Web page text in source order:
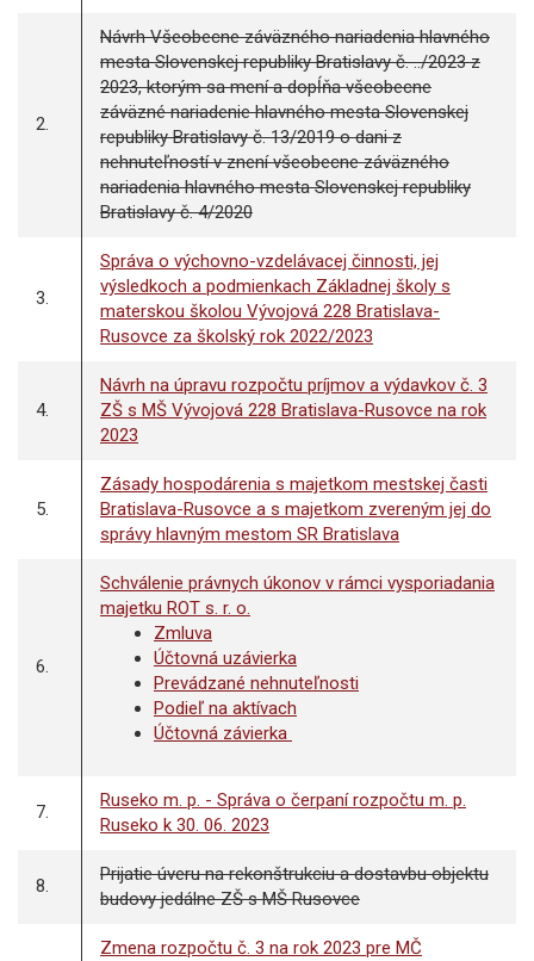
2.
Návrh Všeobecne záväzného nariadenia hlavného
mesta Slovenskej republiky Bratislavy č. ../2023 z
2023, ktorým sa mení a dopĺňa všeobecne
záväzné nariadenie hlavného mesta Slovenskej
republiky Bratislavy č. 13/2019 o dani z
nehnuteľností v znení všeobecne záväzného
nariadenia hlavného mesta Slovenskej republiky
Bratislavy č. 4/2020
3.
Správa o výchovno-vzdelávacej činnosti, jej
výsledkoch a podmienkach Základnej školy s
materskou školou Vývojová 228 Bratislava-
Rusovce za školský rok 2022/2023
4.
Návrh na úpravu rozpočtu príjmov a výdavkov č. 3
ZŠ s MŠ Vývojová 228 Bratislava-Rusovce na rok
2023
5.
Zásady hospodárenia s majetkom mestskej časti
Bratislava-Rusovce a s majetkom zvereným jej do
správy hlavným mestom SR Bratislava
6.
Schválenie právnych úkonov v rámci vysporiadania
majetku ROT s. r. o.
Zmluva
Účtovná uzávierka
Prevádzané nehnuteľnosti
Podieľ na aktívach
Účtovná závierka
7.
Ruseko m. p. - Správa o čerpaní rozpočtu m. p.
Ruseko k 30. 06. 2023
8.
Prijatie úveru na rekonštrukciu a dostavbu objektu
budovy jedálne ZŠ s MŠ Rusovce
Zmena rozpočtu č. 3 na rok 2023 pre MČ